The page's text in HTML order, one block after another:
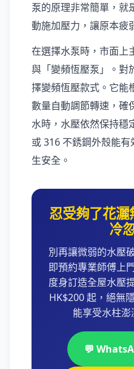
泵的原理非常簡單，就
動施加壓力，讓原本疲
在選擇水泵時，市面上
與「變頻恆壓泵」。對
擇變頻恆壓款式。它能
數量自動調節轉速，確
水時，水壓依然保持穩
或 316 不銹鋼外殼能
生安全。
忍受夠了花
冷
別再讓微弱的水壓
即預約專業師傅上
度身訂造全屋水壓
HK$200 起，絕無
能享受水柱澎
💬